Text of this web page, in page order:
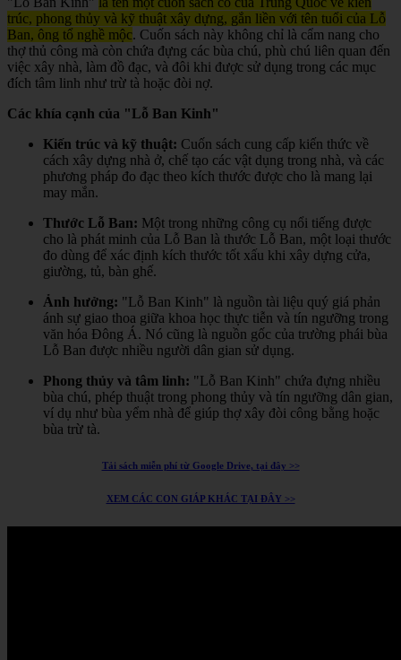
trúc, phong thủy và kỹ thuật xây dựng, gắn liền với tên tuổi của Lỗ
Ban, ông tổ nghề mộc. Cuốn sách này không chỉ là cẩm nang cho
thợ thủ công mà còn chứa đựng các bùa chú, phù chú liên quan đến
việc xây nhà, làm đồ đạc, và đôi khi được sử dụng trong các mục
đích tâm linh như trừ tà hoặc đòi nợ.
Các khía cạnh của "Lỗ Ban Kinh"
Kiến trúc và kỹ thuật: Cuốn sách cung cấp kiến thức về
cách xây dựng nhà ở, chế tạo các vật dụng trong nhà, và các
phương pháp đo đạc theo kích thước được cho là mang lại
may mắn.
Thước Lỗ Ban: Một trong những công cụ nổi tiếng được
cho là phát minh của Lỗ Ban là thước Lỗ Ban, một loại thước
đo dùng để xác định kích thước tốt xấu khi xây dựng cửa,
giường, tủ, bàn ghế.
Ảnh hưởng: "Lỗ Ban Kinh" là nguồn tài liệu quý giá phản
ánh sự giao thoa giữa khoa học thực tiễn và tín ngưỡng trong
văn hóa Đông Á. Nó cũng là nguồn gốc của trường phái bùa
Lỗ Ban được nhiều người dân gian sử dụng.
Phong thủy và tâm linh: "Lỗ Ban Kinh" chứa đựng nhiều
bùa chú, phép thuật trong phong thủy và tín ngưỡng dân gian,
ví dụ như bùa yểm nhà để giúp thợ xây đòi công bằng hoặc
bùa trừ tà.
Tải sách miễn phí từ Google Drive, tại đây >>
XEM CÁC CON GIÁP KHÁC TẠI ĐÂY >>